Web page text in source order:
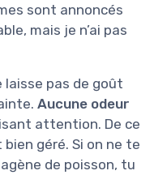
sont annoncés
mais je n’ai pas
laisse pas de goût
Aucune odeur
attention. De ce
géré. Si on ne te
de poisson, tu